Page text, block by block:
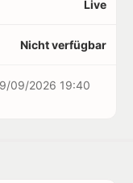
Live
Nicht verfügbar
09/2026 19:40